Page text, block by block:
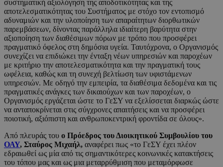
συστηματική αξιολόγηση της αποδοτικότητας και της
αποτελεσματικότητας του Συστήματος με στόχο τον εντοπισμό
αδυναμιών και την υλοποίηση των απαραίτητων διορθωτικών
παρεμβάσεων, δίνοντας παράλληλα ιδιαίτερη βαρύτητα στην
αξιοποίηση των διαθέσιμων πόρων με τρόπο που προσφέρει
πραγματικό όφελος στη δημόσια υγεία. Ταυτόχρονα, ο Οργανισμός
συνεχίζει να επιδιώκει την ένταξη νέων υπηρεσιών και παροχέων
με κριτήριο την αποτελεσματικότητα και την πραγματική τους
ωφέλεια, καθώς και τη συνεχή βελτίωση των υφιστάμενων
υπηρεσιών. Με οδηγό την εμπειρία, τα διαθέσιμα δεδομένα και τις
πραγματικές ανάγκες των δικαιούχων και των παροχέων, ο
Οργανισμός εργάζεται ώστε το ΓεΣΥ να εξελίσσεται διαρκώς ώστε
να ανταποκρίνεται στις σύγχρονες απαιτήσεις και να προσφέρει
ποιοτική, αξιόπιστη και ανθρωποκεντρική φροντίδα σε όλους».
Από πλευράς του ο Πρόεδρος του Διοικητικού Συμβουλίου του
ΟΑΥ, Σταύρος Μιχαήλ, αναφέρει πως «το ΓεΣΥ έχει πλέον
εδραιωθεί ως μία από τις σημαντικότερες κοινωνικές κατακτήσεις
του τόπου μας και ως μια μεταρρύθμιση που μεταμόρφωσε